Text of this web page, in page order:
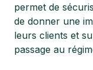
permet de
de donner une
leurs clients et
passage au